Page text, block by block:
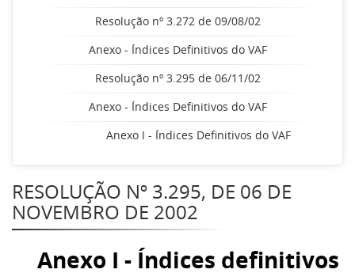
Resolução nº 3.272 de 09/08/02
Anexo - Índices Definitivos do VAF
Resolução nº 3.295 de 06/11/02
Anexo - Índices Definitivos do VAF
Anexo I - Índices Definitivos do VAF
RESOLUÇÃO Nº 3.295, DE 06 DE
NOVEMBRO DE 2002
Anexo I - Índices definitivos